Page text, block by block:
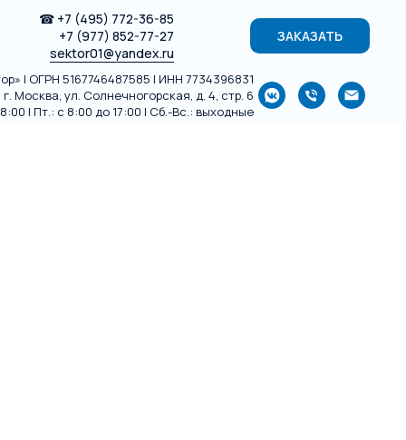
☎ +7 (495) 772-36-85
+7 (977) 852-77-27
sektor01@yandex.ru
ЗАКАЗАТЬ
| ОГРН 5167746487585 | ИНН 7734396831
Москва, ул. Солнечногорская, д. 4, стр. 6
| Пт.: с 8:00 до 17:00 | Сб.-Вс.: выходные